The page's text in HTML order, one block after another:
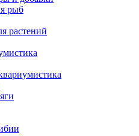
рыб
растений